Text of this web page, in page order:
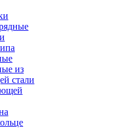
из
стали